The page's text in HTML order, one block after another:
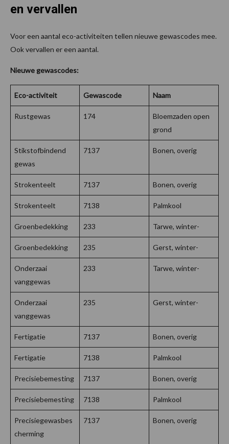
en vervallen
Voor een aantal eco-activiteiten tellen nieuwe gewascodes mee.
Ook vervallen er een aantal.
Nieuwe gewascodes:
Eco-activiteit Gewascode Naam
Rustgewas 174
Bloemzaden open
grond
Stikstofbindend
gewas
7137 Bonen, overig
Strokenteelt 7137 Bonen, overig
Strokenteelt 7138 Palmkool
Groenbedekking 233 Tarwe, winter-
Groenbedekking 235 Gerst, winter-
Onderzaai
vanggewas
233 Tarwe, winter-
Onderzaai
vanggewas
235 Gerst, winter-
Fertigatie 7137 Bonen, overig
Fertigatie 7138 Palmkool
Precisiebemesting 7137 Bonen, overig
Precisiebemesting 7138 Palmkool
Precisiegewasbes
cherming
7137 Bonen, overig